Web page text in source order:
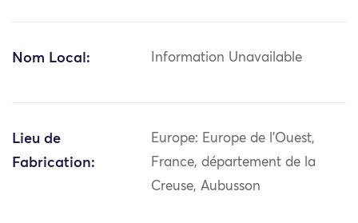
Nom Local: Information Unavailable
Lieu de
Fabrication:
Europe: Europe de l'Ouest,
France, département de la
Creuse, Aubusson